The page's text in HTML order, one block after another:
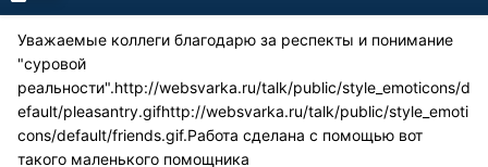
Уважаемые коллеги благодарю за респекты и понимание
"суровой
реальности".http://websvarka.ru/talk/public/style_emoticons/d
efault/pleasantry.gifhttp://websvarka.ru/talk/public/style_emoti
cons/default/friends.gif.Работа сделана с помощью вот
такого маленького помощника